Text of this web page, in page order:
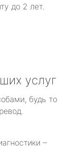
до 2 лет.
услуг
будь то
–